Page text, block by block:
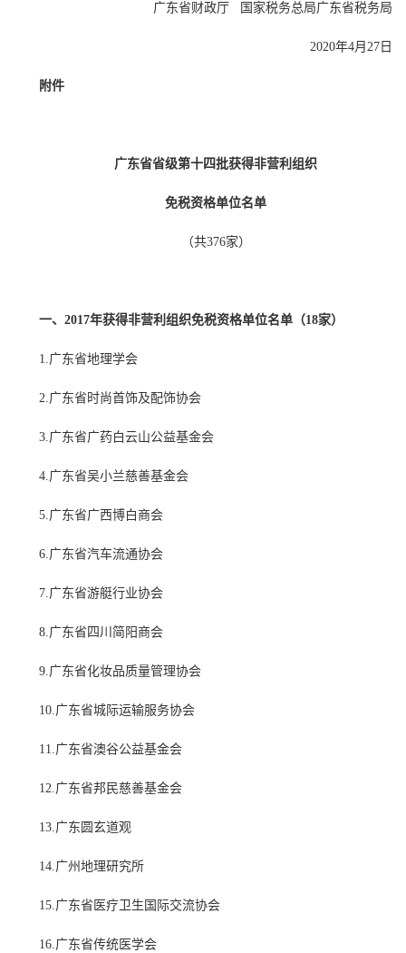
广东省财政厅 国家税务总局广东省税务局
2020年4月27日
附件
广东省省级第十四批获得非营利组织
免税资格单位名单
（共376家）
一、2017年获得非营利组织免税资格单位名单（18家）
1.广东省地理学会
2.广东省时尚首饰及配饰协会
3.广东省广药白云山公益基金会
4.广东省吴小兰慈善基金会
5.广东省广西博白商会
6.广东省汽车流通协会
7.广东省游艇行业协会
8.广东省四川简阳商会
9.广东省化妆品质量管理协会
10.广东省城际运输服务协会
11.广东省澳谷公益基金会
12.广东省邦民慈善基金会
13.广东圆玄道观
14.广州地理研究所
15.广东省医疗卫生国际交流协会
16.广东省传统医学会